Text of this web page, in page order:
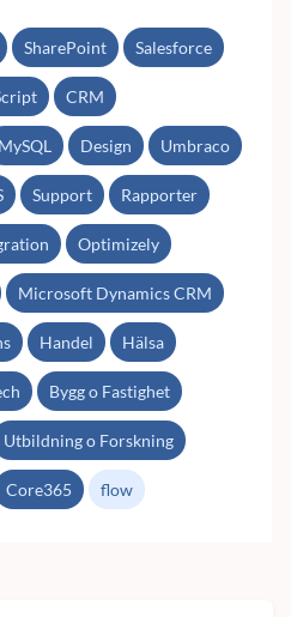
SharePoint Salesforce
CRM
MySQL Design Umbraco
Support Rapporter
Optimizely
Microsoft Dynamics CRM
Handel Hälsa
Bygg o Fastighet
Utbildning o Forskning
Core365 flow